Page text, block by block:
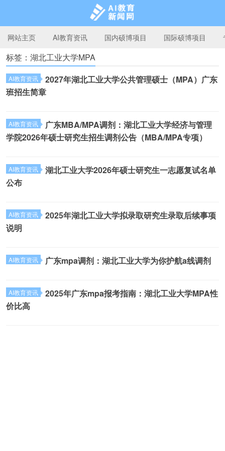
AI教育新闻网
网站主页 AI教育资讯 国内硕博项目 国际硕博项目
标签：湖北工业大学MPA
AI教育资讯
2027年湖北工业大学公共管理硕士（MPA）广东
班招生简章
AI教育资讯
广东MBA/MPA调剂：湖北工业大学经济与管理
学院2026年硕士研究生招生调剂公告（MBA/MPA专项）
AI教育资讯
湖北工业大学2026年硕士研究生一志愿复试名单
公布
AI教育资讯
2025年湖北工业大学拟录取研究生录取后续事项
说明
AI教育资讯 广东mpa调剂：湖北工业大学为你护航a线调剂
AI教育资讯
2025年广东mpa报考指南：湖北工业大学MPA性
价比高